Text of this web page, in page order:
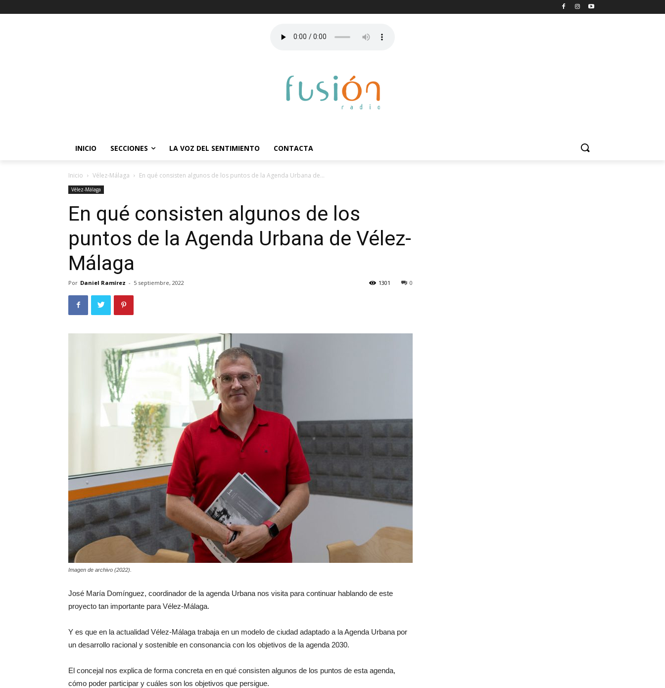
INICIO SECCIONES LA VOZ DEL SENTIMIENTO CONTACTA
Inicio Vélez-Málaga En qué consisten algunos de los puntos de la Agenda Urbana de...
Vélez-Málaga
En qué consisten algunos de los
puntos de la Agenda Urbana de Vélez-
Málaga
Por Daniel Ramírez - 5 septiembre, 2022 0
1301
Imagen de archivo (2022).
José María Domínguez, coordinador de la agenda Urbana nos visita para continuar hablando de este
proyecto tan importante para Vélez-Málaga.
Y es que en la actualidad Vélez-Málaga trabaja en un modelo de ciudad adaptado a la Agenda Urbana por
un desarrollo racional y sostenible en consonancia con los objetivos de la agenda 2030.
El concejal nos explica de forma concreta en en qué consisten algunos de los puntos de esta agenda,
cómo poder participar y cuáles son los objetivos que persigue.